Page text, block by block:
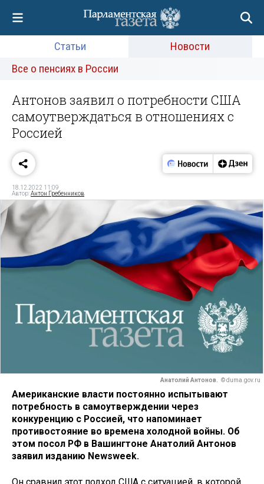
Статьи
Новости
Все о пенсиях в России
Антонов заявил о потребности США
самоутверждаться в отношениях с
Россией
18.12.2022 11:09
Автор:Антон Гребенников
Анатолий Антонов. © duma.gov.ru
Американские власти постоянно испытывают
потребность в самоутверждении через
конкуренцию с Россией, что напоминает
противостояние во времена холодной войны. Об
этом посол РФ в Вашингтоне Анатолий Антонов
заявил изданию Newsweek.